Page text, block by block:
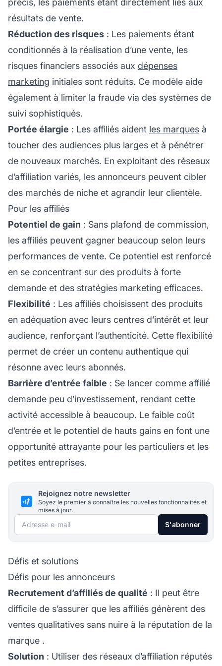
précis, les paiements étant directement liés aux
résultats de vente.
Réduction des risques : Les paiements étant
conditionnés à la réalisation d’une vente, les
risques financiers associés aux dépenses
marketing initiales sont réduits. Ce modèle aide
également à limiter la fraude via des systèmes de
suivi sophistiqués.
Portée élargie : Les affiliés aident les marques à
toucher des audiences plus larges et à pénétrer
de nouveaux marchés. En exploitant des réseaux
d’affiliation variés, les annonceurs peuvent cibler
des marchés de niche et agrandir leur clientèle.
Pour les affiliés
Potentiel de gain : Sans plafond de commission,
les affiliés peuvent gagner beaucoup selon leurs
performances de vente. Ce potentiel est renforcé
en se concentrant sur des produits à forte
demande et des stratégies marketing efficaces.
Flexibilité : Les affiliés choisissent des produits
en adéquation avec leurs centres d’intérêt et leur
audience, renforçant l’authenticité. Cette flexibilité
permet de créer un contenu authentique qui
résonne avec leurs abonnés.
Barrière d’entrée faible : Se lancer comme affilié
demande peu d’investissement, rendant cette
activité accessible à beaucoup. Le faible coût
d’entrée et le potentiel de hauts gains en font une
opportunité attrayante pour les particuliers et les
petites entreprises.
Rejoignez notre newsletter
Soyez le premier à connaître les nouvelles fonctionnalités et
mises à jour.
Adresse e-mail S'abonner
Défis et solutions
Défis pour les annonceurs
Recrutement d’affiliés de qualité : Il peut être
difficile de s’assurer que les affiliés génèrent des
ventes qualitatives sans nuire à la réputation de la
marque .
Solution : Utiliser des réseaux d’affiliation réputés